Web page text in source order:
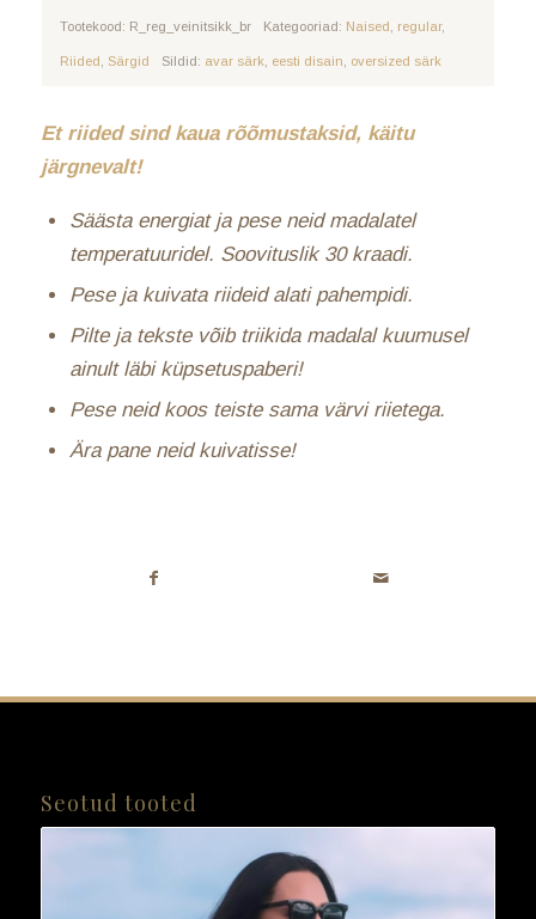
Tootekood: R_reg_veinitsikk_br Kategooriad: Naised regular,
Riided Särgid Sildid: avar särk, eesti disain oversized särk
Et riided sind kaua rõõmustaksid, käitu
järgnevalt!
Säästa energiat ja pese neid madalatel
temperatuuridel. Soovituslik 30 kraadi.
Pese ja kuivata riideid alati pahempidi.
Pilte ja tekste võib triikida madalal kuumusel
ainult läbi küpsetuspaberi!
Pese neid koos teiste sama värvi riietega.
Ära pane neid kuivatisse!
Seotud tooted